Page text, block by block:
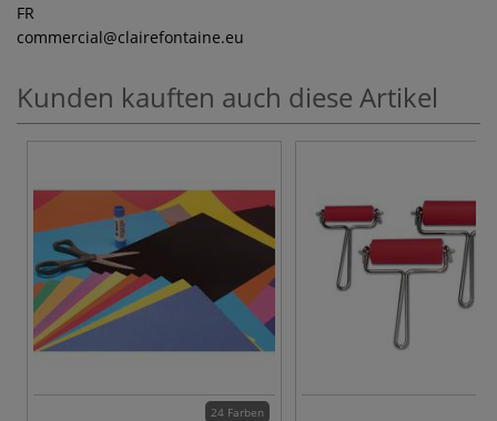
FR
commercial@clairefontaine.eu
Kunden kauften auch diese Artikel
24 Farben